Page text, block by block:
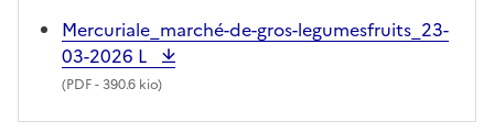
Mercuriale_marché-de-gros-legumesfruits_23-
03-2026 L
(PDF- 390.6 kio)